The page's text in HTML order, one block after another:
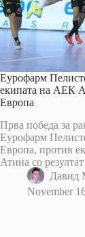
Еурофарм
екипата на АЕК
Европа
Прва победа за
Еурофарм
Европа, против
Атина со
Давид
November